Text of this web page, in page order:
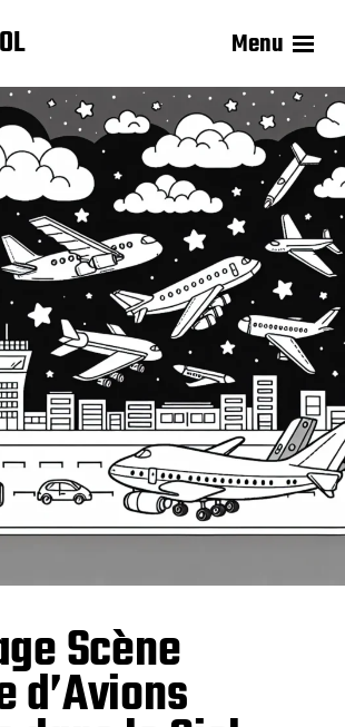
Menu
Scène
d’Avions